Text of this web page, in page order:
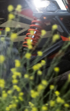
О ГОНКЕ
Фото и видео